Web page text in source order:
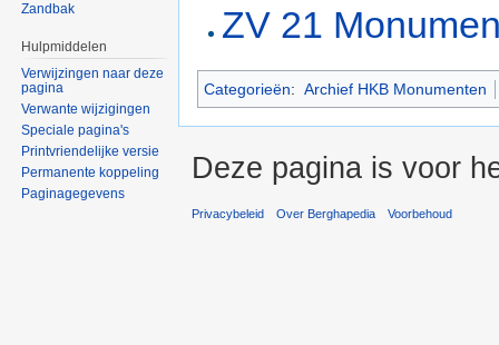
ZV 21
Categorieën: Archief HKB Monumenten
Zandbak
Hulpmiddelen
Verwijzingen naar deze
pagina
Verwante wijzigingen
Speciale pagina's
Printvriendelijke versie
Permanente koppeling
Paginagegevens
Deze pagina is voor
Privacybeleid Over Berghapedia Voorbehoud